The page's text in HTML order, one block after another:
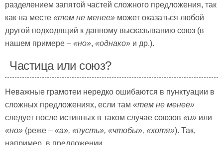
разделением запятой частей сложного предложения, так
как на месте «тем не менее» может оказаться любой
другой подходящий к данному высказыванию союз (в
нашем примере – «но», «однако» и др.).
Частица или союз?
Неважные грамотеи нередко ошибаются в пунктуации в
сложных предложениях, если там «тем не менее»
следует после истинных в таком случае союзов «и» или
«но» (реже – «а», «пусть», «чтобы», «хотя»). Так,